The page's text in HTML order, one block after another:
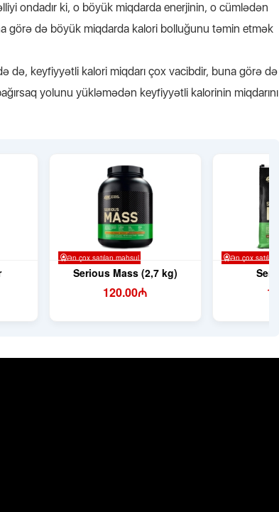
ondadır ki, o böyük miqdarda enerjinin, o cümlədən
görə də böyük miqdarda kalori bolluğunu təmin etmək
də, keyfiyyətli kalori miqdarı çox vacibdir, buna görə də
yolunu yükləmədən keyfiyyətli kalorinin miqdarını